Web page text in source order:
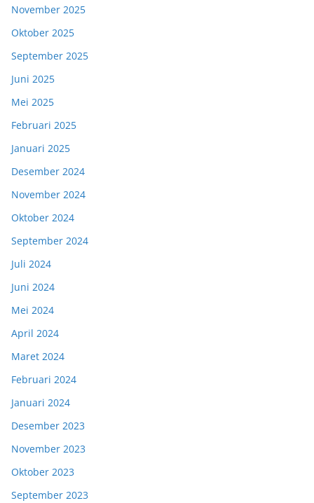
November 2025
Oktober 2025
September 2025
Juni 2025
Mei 2025
Februari 2025
Januari 2025
Desember 2024
November 2024
Oktober 2024
September 2024
Juli 2024
Juni 2024
Mei 2024
April 2024
Maret 2024
Februari 2024
Januari 2024
Desember 2023
November 2023
Oktober 2023
September 2023